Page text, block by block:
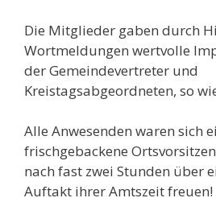
Die Mitglieder gaben durch
Wortmeldungen wertvolle
der Gemeindevertreter und
Kreistagsabgeordneten, so
Alle Anwesenden waren sich
frischgebackene
nach fast zwei Stunden über
Auftakt ihrer Amtszeit freuen!